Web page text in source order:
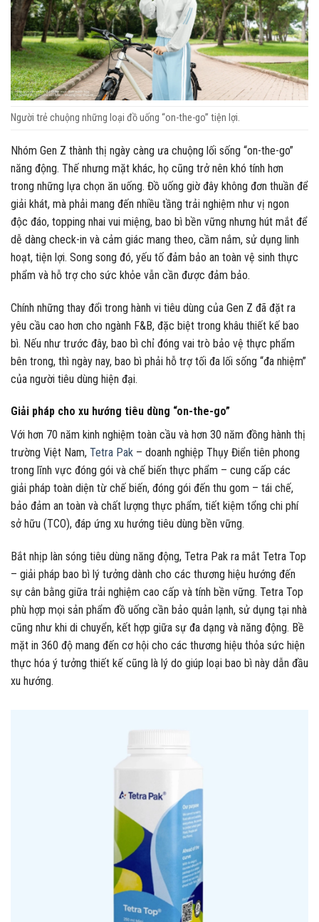
Người trẻ chuộng những loại đồ uống “on-the-go” tiện lợi.
Nhóm Gen Z thành thị ngày càng ưa chuộng lối sống “on-the-go”
năng động. Thế nhưng mặt khác, họ cũng trở nên khó tính hơn
trong những lựa chọn ăn uống. Đồ uống giờ đây không đơn thuần để
giải khát, mà phải mang đến nhiều tầng trải nghiệm như vị ngon
độc đáo, topping nhai vui miệng, bao bì bền vững nhưng hút mắt để
dễ dàng check-in và cảm giác mang theo, cầm nắm, sử dụng linh
hoạt, tiện lợi. Song song đó, yếu tố đảm bảo an toàn vệ sinh thực
phẩm và hỗ trợ cho sức khỏe vẫn cần được đảm bảo.
Chính những thay đổi trong hành vi tiêu dùng của Gen Z đã đặt ra
yêu cầu cao hơn cho ngành F&B, đặc biệt trong khâu thiết kế bao
bì. Nếu như trước đây, bao bì chỉ đóng vai trò bảo vệ thực phẩm
bên trong, thì ngày nay, bao bì phải hỗ trợ tối đa lối sống “đa nhiệm”
của người tiêu dùng hiện đại.
Giải pháp cho xu hướng tiêu dùng “on-the-go”
Với hơn 70 năm kinh nghiệm toàn cầu và hơn 30 năm đồng hành thị
trường Việt Nam, Tetra Pak – doanh nghiệp Thụy Điển tiên phong
trong lĩnh vực đóng gói và chế biến thực phẩm – cung cấp các
giải pháp toàn diện từ chế biến, đóng gói đến thu gom – tái chế,
bảo đảm an toàn và chất lượng thực phẩm, tiết kiệm tổng chi phí
sở hữu (TCO), đáp ứng xu hướng tiêu dùng bền vững.
Bắt nhịp làn sóng tiêu dùng năng động, Tetra Pak ra mắt Tetra Top
– giải pháp bao bì lý tưởng dành cho các thương hiệu hướng đến
sự cân bằng giữa trải nghiệm cao cấp và tính bền vững. Tetra Top
phù hợp mọi sản phẩm đồ uống cần bảo quản lạnh, sử dụng tại nhà
cũng như khi di chuyển, kết hợp giữa sự đa dạng và năng động. Bề
mặt in 360 độ mang đến cơ hội cho các thương hiệu thỏa sức hiện
thực hóa ý tưởng thiết kế cũng là lý do giúp loại bao bì này dẫn đầu
xu hướng.